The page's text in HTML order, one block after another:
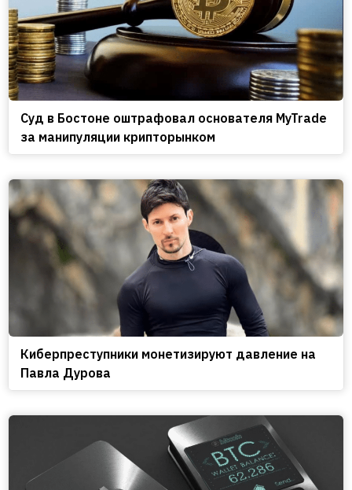
Cуд в Бостоне оштрафовал основателя MyTrade
за манипуляции крипторынком
Киберпреступники монетизируют давление на
Павла Дурова